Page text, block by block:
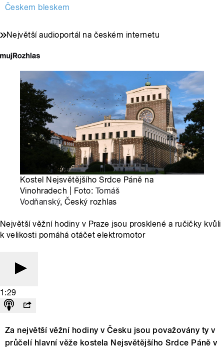
Českem bleskem
Největší audioportál na českém internetu
Kostel Nejsvětějšího Srdce Páně na
Vinohradech | Foto: Tomáš
Vodňanský, Český rozhlas
Největší věžní hodiny v Praze jsou prosklené a ručičky kvůli
k velikosti pomáhá otáčet elektromotor
1:29
Za největší věžní hodiny v Česku jsou považovány ty v
průčelí hlavní věže kostela Nejsvětějšího Srdce Páně v